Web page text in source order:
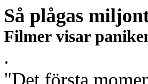
Så plågas
Filmer visar
.
"Det första